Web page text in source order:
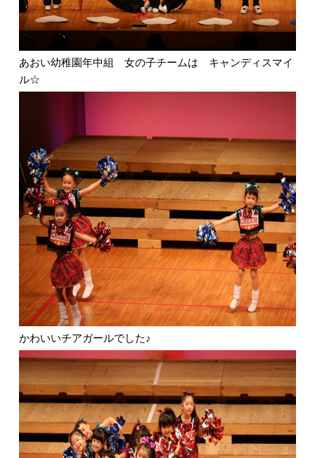
あおい幼稚園年中組 女の子チームは キャンディスマイ
ル☆
かわいいチアガールでした♪